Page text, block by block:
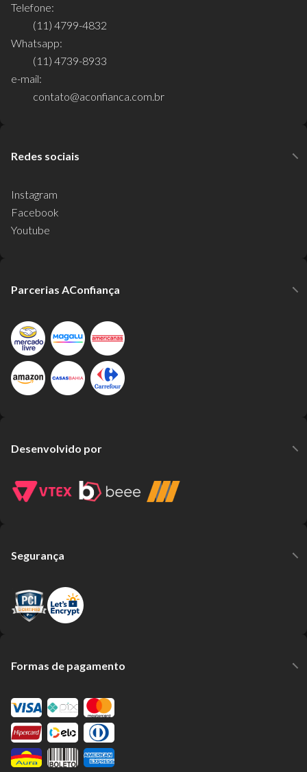
Telefone:
(11) 4799-4832
Whatsapp:
(11) 4739-8933
e-mail:
contato@aconfianca.com.br
Redes sociais
Instagram
Facebook
Youtube
Parcerias AConfiança
Desenvolvido por
Segurança
Formas de pagamento